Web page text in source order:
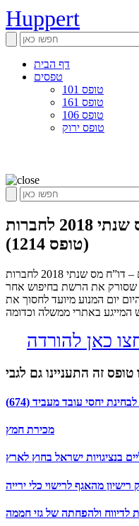
Huppert
דף הבית
טפסים
טופס 101
טופס 161
טופס 106
טופס ירוק
דיווח ותשלום – דו”ח מס שנתי 2018 לחברות
(טופס 1214)
הינך בעמוד אשר מציג את דיווח ותשלום – דו”ח מס שנתי 2018 לחברות
שסורק את הרשת בחיפוש אחר
יום המנוע מיועד לחסוך את
המייגע באתרי ממשלה וכדומה
כאן להורדה
זה התעניינו גם לגבי
יחסי עובד מעביד (674)
מכירת חמץ
בנציגויות ישראל בחוץ לארץ
מהאגף לרישוי כלי ירייה
ולהפחתה של גזי חממה